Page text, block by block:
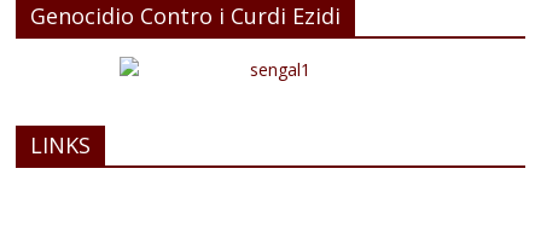
Genocidio Contro i Curdi Ezidi
LINKS